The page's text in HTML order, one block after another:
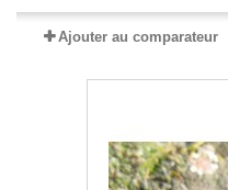
Ajouter au comparateur